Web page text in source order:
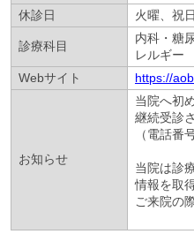
休診日
火曜、祝日
診療科目
内科・糖
レルギー
Webサイト
https://
お知らせ
当院へ初
継続受診
（電話番
当院は診
情報を取
ご来院の